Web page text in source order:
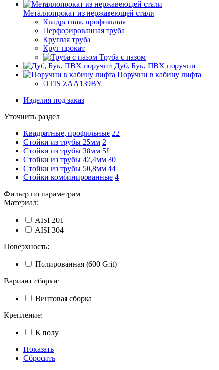
Металлопрокат из нержавеющей стали
Квадратная, профильная
Перфорированная труба
Круглая труба
Круг прокат
Труба с пазом
Дуб, Бук, ПВХ поручни
Поручни в кабину лифта
OTIS ZAA139BY
Изделия под заказ
Уточнить раздел
Квадратные, профильные 22
Стойки из трубы 25мм 2
Стойки из трубы 38мм 58
Стойки из трубы 42,4мм 80
Стойки из трубы 50,8мм 44
Стойки комбинированные 4
Фильтр по параметрам
Материал:
AISI 201
AISI 304
Поверхность:
Полированная (600 Grit)
Вариант сборки:
Винтовая сборка
Крепление:
К полу
Показать
Сбросить